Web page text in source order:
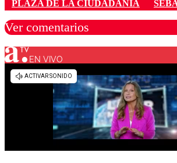
PLAZA DE LA CIUDADANÍA
Ver comentarios
Los comentarios son moderados para
diálogo respetuoso.
EN VIVO